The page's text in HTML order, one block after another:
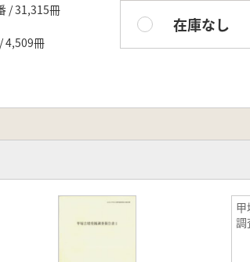
/ 31,315冊
4,509冊
在庫なし
調